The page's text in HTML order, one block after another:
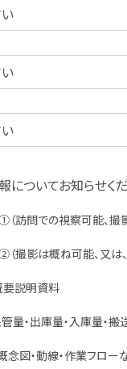
についてお知らせく
訪問での視察可能、撮
撮影は概ね可能、又は
要説明資料
量・出庫量・入庫量・搬
念図・動線・作業フロー